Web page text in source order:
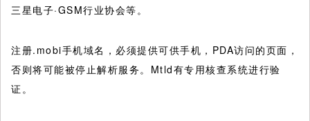
三星电子·GSM行业协会等。
注册.mobi手机域名，必须提供可供手机，PDA访问的页面，
否则将可能被停止解析服务。Mtld有专用核查系统进行验
证。